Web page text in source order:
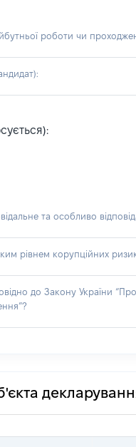
роботи чи
:
та особливо
рівнем корупційних
до Закону України